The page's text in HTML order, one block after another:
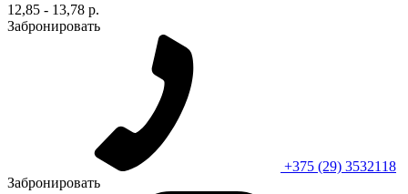
12,85 - 13,78 р.
Забронировать
+375 (29) 3532118
Забронировать